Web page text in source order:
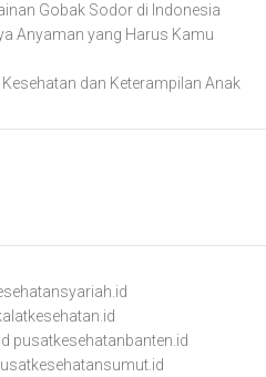
Gobak Sodor di Indonesia
Anyaman yang Harus Kamu
dan Keterampilan Anak
pusatkesehatanbanten.id